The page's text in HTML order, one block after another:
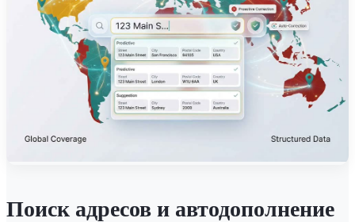
Поиск адресов и автодополнение